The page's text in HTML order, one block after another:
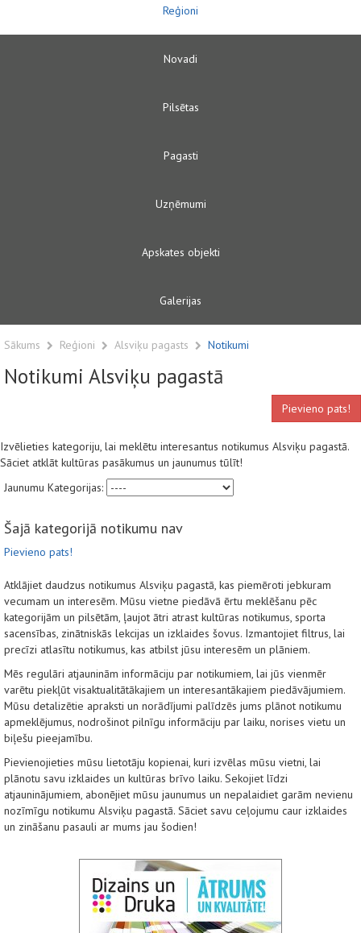
Reģioni
Novadi
Pilsētas
Pagasti
Uzņēmumi
Apskates objekti
Galerijas
Sākums Reģioni Alsviķu pagasts Notikumi
Notikumi Alsviķu pagastā
Pievieno pats!
Izvēlieties kategoriju, lai meklētu interesantus notikumus Alsviķu pagastā.
Sāciet atklāt kultūras pasākumus un jaunumus tūlīt!
Jaunumu Kategorijas:
Šajā kategorijā notikumu nav
Pievieno pats!
Atklājiet daudzus notikumus Alsviķu pagastā, kas piemēroti jebkuram
vecumam un interesēm. Mūsu vietne piedāvā ērtu meklēšanu pēc
kategorijām un pilsētām, ļaujot ātri atrast kultūras notikumus, sporta
sacensības, zinātniskās lekcijas un izklaides šovus. Izmantojiet filtrus, lai
precīzi atlasītu notikumus, kas atbilst jūsu interesēm un plāniem.
Mēs regulāri atjauninām informāciju par notikumiem, lai jūs vienmēr
varētu piekļūt visaktualitātākajiem un interesantākajiem piedāvājumiem.
Mūsu detalizētie apraksti un norādījumi palīdzēs jums plānot notikumu
apmeklējumus, nodrošinot pilnīgu informāciju par laiku, norises vietu un
biļešu pieejamību.
Pievienojieties mūsu lietotāju kopienai, kuri izvēlas mūsu vietni, lai
plānotu savu izklaides un kultūras brīvo laiku. Sekojiet līdzi
atjauninājumiem, abonējiet mūsu jaunumus un nepalaidiet garām nevienu
nozīmīgu notikumu Alsviķu pagastā. Sāciet savu ceļojumu caur izklaides
un zināšanu pasauli ar mums jau šodien!